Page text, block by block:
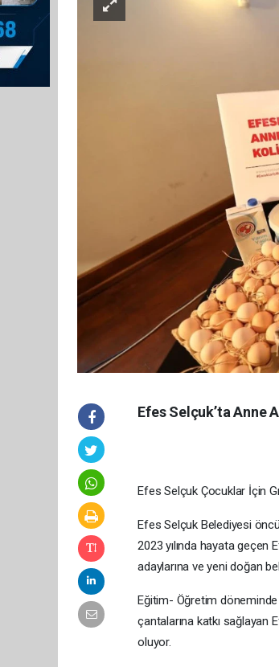
Efes Selçuk’ta Anne
Efes Selçuk Çocuklar İçin
Efes Selçuk Belediyesi
2023 yılında hayata geçen
adaylarına ve yeni doğan
Eğitim- Öğretim
çantalarına katkı sağlayan
oluyor.